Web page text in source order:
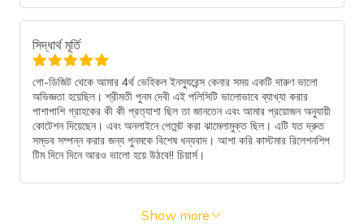
সিদ্ধার্থ মূর্তি
গো-ডিজিট থেকে আমার 4র্থ ভেহিকল ইনস্যুরেন্স কেনার সময় একটি দারুণ ভালো
অভিজ্ঞতা হয়েছিল। শ্রীমতী পুনম দেবী এই পলিসিটি ভালোভাবে ব্যাখ্যা করার
পাশাপাশি গ্রাহকের কী কী প্রত্যাশা ছিল তা জানতেন এবং আমার প্রয়োজন অনুযায়ী
কোটেশন দিয়েছেন। এবং অনলাইনে পেমেন্ট করা ঝামেলামুক্ত ছিল। এটি যত দ্রুত
সম্ভব সম্পন্ন করার জন্য পুনমকে বিশেষ ধন্যবাদ। আশা করি কাস্টমার রিলেশনশিপ
টিম দিনে দিনে আরও ভালো হয়ে উঠবে!! চিয়ার্স।
Show more